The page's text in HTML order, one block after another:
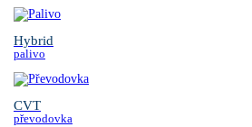
Hybrid
palivo
CVT
převodovka